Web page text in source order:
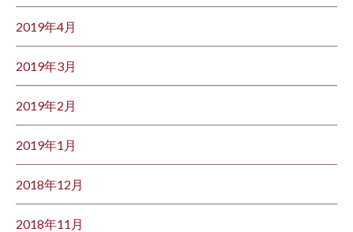
2019年4月
2019年3月
2019年2月
2019年1月
2018年12月
2018年11月